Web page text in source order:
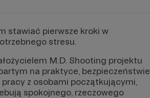
stawiać pierwsze kroki w
stresu.
M.D. Shooting projektu
na praktyce, bezpieczeństwie
z osobami początkującymi,
spokojnego, rzeczowego